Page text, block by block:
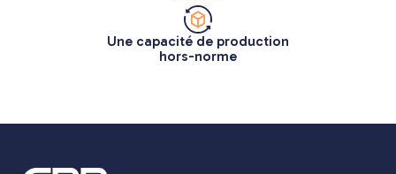
Une capacité de production
hors-norme